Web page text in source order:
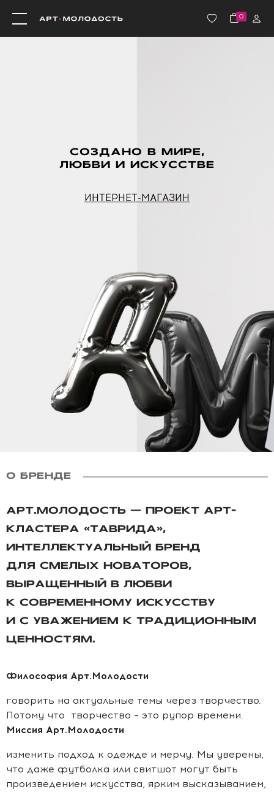
0
СОЗДАНО В МИРЕ,
ЛЮБВИ И ИСКУССТВЕ
ИНТЕРНЕТ-МАГАЗИН
О БРЕНДЕ
АРТ.МОЛОДОСТЬ — ПРОЕКТ АРТ-
КЛАСТЕРА «ТАВРИДА»,
ИНТЕЛЛЕКТУАЛЬНЫЙ БРЕНД
ДЛЯ СМЕЛЫХ НОВАТОРОВ,
ВЫРАЩЕННЫЙ В ЛЮБВИ
К СОВРЕМЕННОМУ ИСКУССТВУ
И С УВАЖЕНИЕМ К ТРАДИЦИОННЫМ
ЦЕННОСТЯМ.
Философия Арт.Молодости
говорить на актуальные темы через творчество.
Потому что творчество – это рупор времени.
Миссия Арт.Молодости
изменить подход к одежде и мерчу. Мы уверены,
что даже футболка или свитшот могут быть
произведением искусства, ярким высказыванием,